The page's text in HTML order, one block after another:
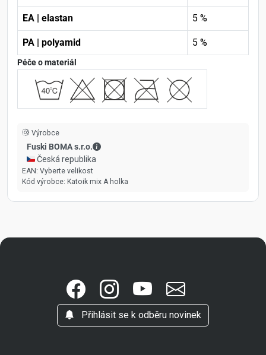
EA | elastan 5 %
PA | polyamid 5 %
Péče o materiál
Výrobce
Fuski BOMA s.r.o.
Fuski BOMA s.r.o. - Kontaktní údaje
🇨🇿 Česká republika
EAN: Vyberte velikost
Kód výrobce: Katoik mix A holka
Přihlásit se k odběru novinek